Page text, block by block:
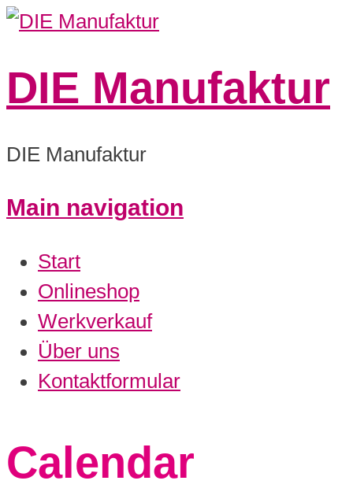
DIE Manufaktur
DIE Manufaktur
Main navigation
Start
Onlineshop
Werkverkauf
Über uns
Kontaktformular
Calendar
2:00
5:00